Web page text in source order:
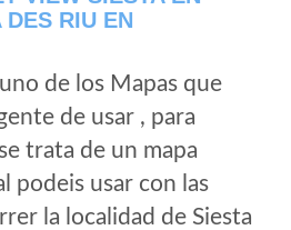
RIU EN
de los Mapas que
de usar , para
trata de un mapa
podeis usar con las
la localidad de Siesta